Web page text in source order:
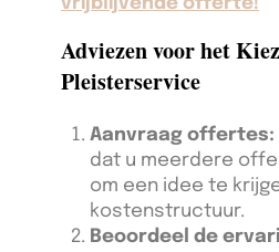
vrijblijvende offerte!
Adviezen voor het
Pleisterservice
Aanvraag offertes:
dat u meerdere
om een idee te
kostenstructuur.
Beoordeel de